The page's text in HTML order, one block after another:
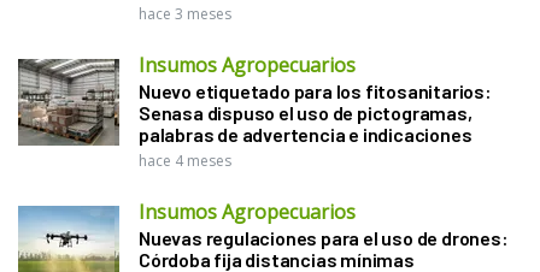
hace 3 meses
Insumos Agropecuarios
Nuevo etiquetado para los fitosanitarios:
Senasa dispuso el uso de pictogramas,
palabras de advertencia e indicaciones
hace 4 meses
Insumos Agropecuarios
Nuevas regulaciones para el uso de drones:
Córdoba fija distancias mínimas